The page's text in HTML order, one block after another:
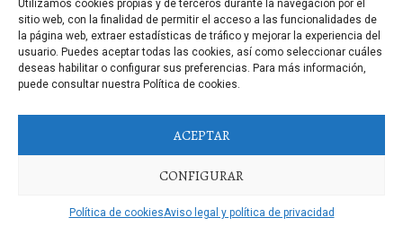
Utilizamos cookies propias y de terceros durante la navegación por el
sitio web, con la finalidad de permitir el acceso a las funcionalidades de
la página web, extraer estadísticas de tráfico y mejorar la experiencia del
usuario. Puedes aceptar todas las cookies, así como seleccionar cuáles
deseas habilitar o configurar sus preferencias. Para más información,
puede consultar nuestra Política de cookies.
ACEPTAR
CONFIGURAR
Política de cookiesAviso legal y política de privacidad
lizjamieson.co.uk
margareteggleton.co.uk
Marketing
mondaysplantcafe.com